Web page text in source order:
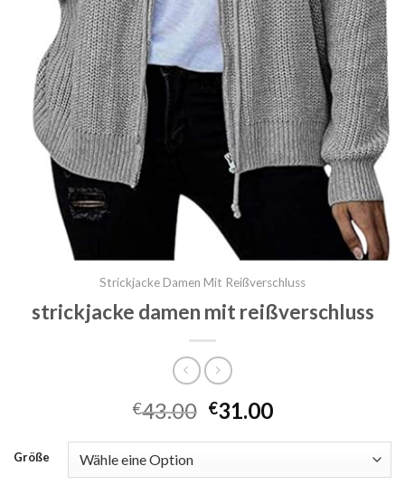
Strickjacke Damen Mit Reißverschluss
strickjacke damen mit reißverschluss
€43.00 €31.00
Größe